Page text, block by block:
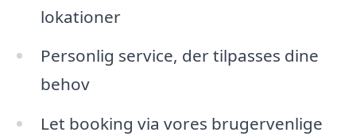
lokationer
Personlig service, der tilpasses dine
behov
Let booking via vores brugervenlige